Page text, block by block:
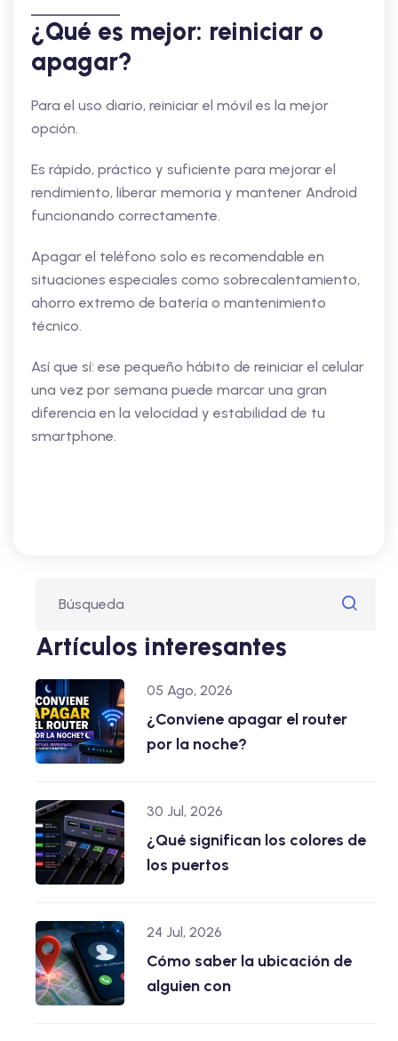
¿Qué es mejor: reiniciar o
apagar?
Para el uso diario, reiniciar el móvil es la mejor
opción.
Es rápido, práctico y suficiente para mejorar el
rendimiento, liberar memoria y mantener Android
funcionando correctamente.
Apagar el teléfono solo es recomendable en
situaciones especiales como sobrecalentamiento,
ahorro extremo de batería o mantenimiento
técnico.
Así que sí: ese pequeño hábito de reiniciar el celular
una vez por semana puede marcar una gran
diferencia en la velocidad y estabilidad de tu
smartphone.
Artículos interesantes
05 Ago, 2026
¿Conviene apagar el router
por la noche?
30 Jul, 2026
¿Qué significan los colores de
los puertos
24 Jul, 2026
Cómo saber la ubicación de
alguien con